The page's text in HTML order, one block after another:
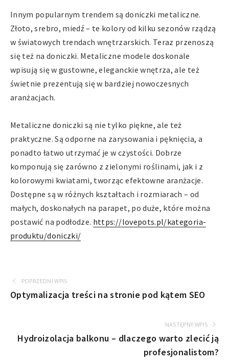
Innym popularnym trendem są doniczki metaliczne.
Złoto, srebro, miedź – te kolory od kilku sezonów rządzą
w światowych trendach wnętrzarskich. Teraz przenoszą
się też na doniczki. Metaliczne modele doskonale
wpisują się w gustowne, eleganckie wnętrza, ale też
świetnie prezentują się w bardziej nowoczesnych
aranżacjach.
Metaliczne doniczki są nie tylko piękne, ale też
praktyczne. Są odporne na zarysowania i pęknięcia, a
ponadto łatwo utrzymać je w czystości. Dobrze
komponują się zarówno z zielonymi roślinami, jak i z
kolorowymi kwiatami, tworząc efektowne aranżacje.
Dostępne są w różnych kształtach i rozmiarach – od
małych, doskonałych na parapet, po duże, które można
postawić na podłodze. https://lovepots.pl/kategoria-
produktu/doniczki/
POPRZEDNI WPIS
Optymalizacja treści na stronie pod kątem SEO
NASTĘPNY WPIS
Hydroizolacja balkonu – dlaczego warto zlecić ją
profesjonalistom?